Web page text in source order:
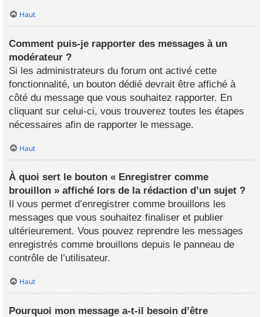
Haut
Comment puis-je rapporter des messages à un
modérateur ?
Si les administrateurs du forum ont activé cette
fonctionnalité, un bouton dédié devrait être affiché à
côté du message que vous souhaitez rapporter. En
cliquant sur celui-ci, vous trouverez toutes les étapes
nécessaires afin de rapporter le message.
Haut
À quoi sert le bouton « Enregistrer comme
brouillon » affiché lors de la rédaction d’un sujet ?
Il vous permet d’enregistrer comme brouillons les
messages que vous souhaitez finaliser et publier
ultérieurement. Vous pouvez reprendre les messages
enregistrés comme brouillons depuis le panneau de
contrôle de l’utilisateur.
Haut
Pourquoi mon message a-t-il besoin d’être